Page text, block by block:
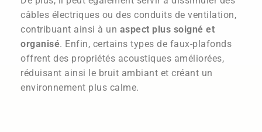
câbles électriques ou des conduits de ventilation,
contribuant ainsi à un aspect plus soigné et
organisé. Enfin, certains types de faux-plafonds
offrent des propriétés acoustiques améliorées,
réduisant ainsi le bruit ambiant et créant un
environnement plus calme.